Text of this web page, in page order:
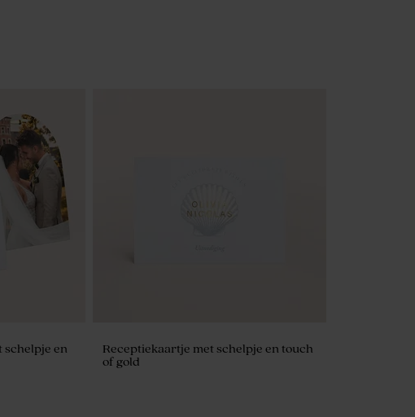
schelpje en
Receptiekaartje met schelpje en touch
of gold